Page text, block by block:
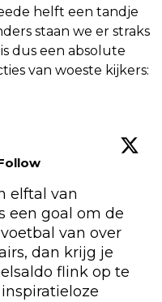
helft een tandje
staan we er straks
dus een absolute
van woeste kijkers:
elftal van
een goal om de
van over
dan krijg je
flink op te